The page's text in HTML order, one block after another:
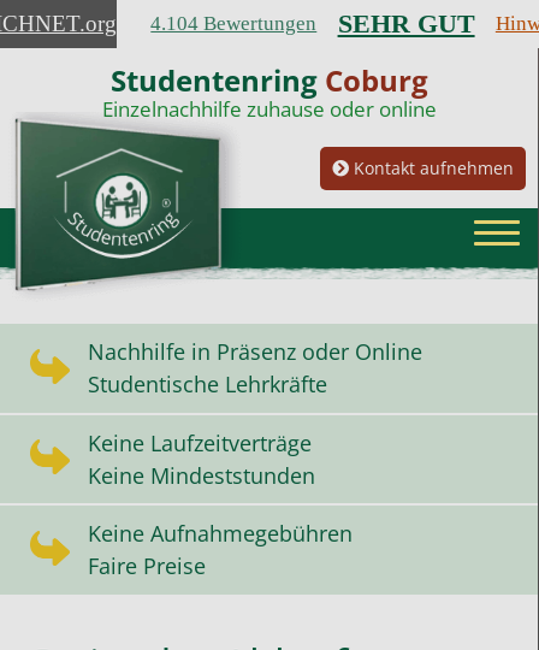
.org 4.104 Bewertungen SEHR GUT
Studentenring Coburg
Einzelnachhilfe zuhause oder online
Kontakt aufnehmen
Nachhilfe in Präsenz oder Online
Studentische Lehrkräfte
Keine Laufzeitverträge
Keine Mindeststunden
Keine Aufnahmegebühren
Faire Preise